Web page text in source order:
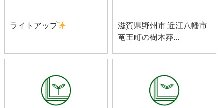
ライトアップ
滋賀県野州市 近江八幡市
竜王町の樹木葬...